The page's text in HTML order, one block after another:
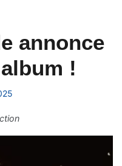
annonce
!